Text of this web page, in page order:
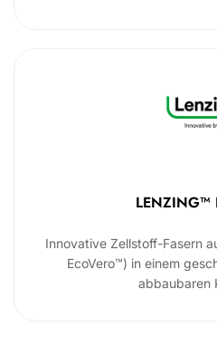
LENZING™
Innovative Zellstoff-Fasern
EcoVero™) in einem
abbaubaren